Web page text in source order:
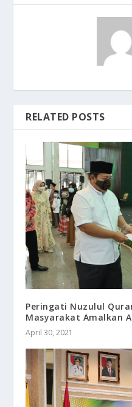
RELATED POSTS
Peringati Nuzulul
Masyarakat Amalkan
April 30, 2021